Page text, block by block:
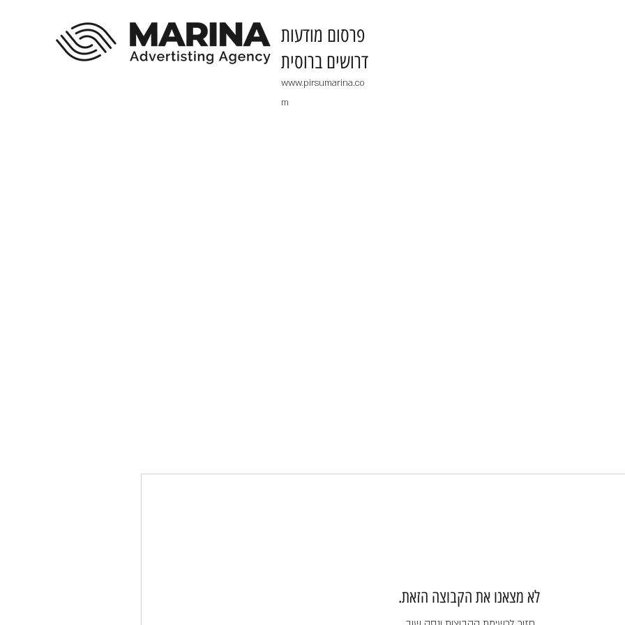
​פרסום מודעות
דרושים ברוסית
www.pirsumarina.co
m
לא מצאנו את הקבוצה הזאת.